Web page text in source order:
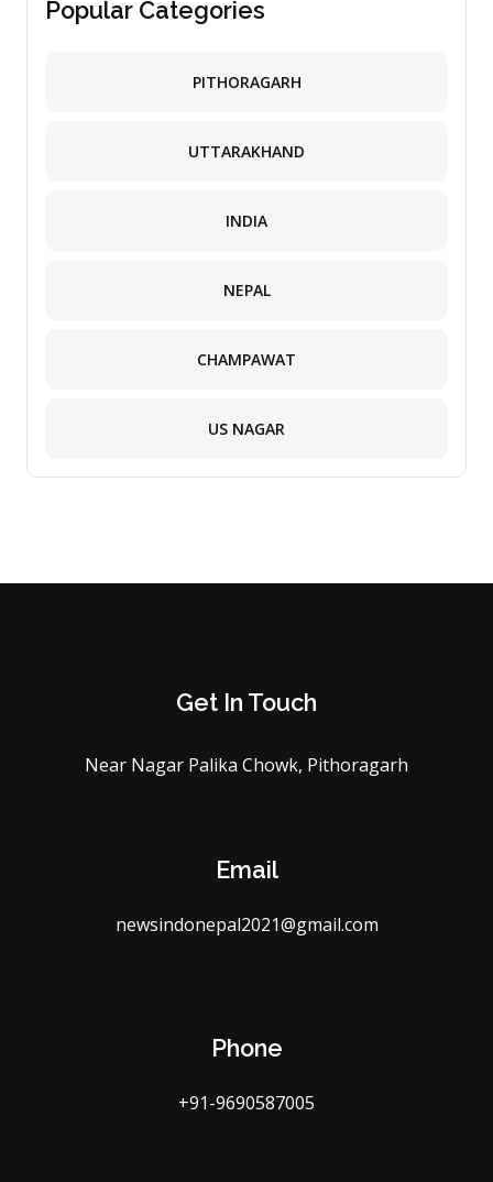
Popular Categories
PITHORAGARH
UTTARAKHAND
INDIA
NEPAL
CHAMPAWAT
US NAGAR
Get In Touch
Near Nagar Palika Chowk, Pithoragarh
Email
newsindonepal2021@gmail.com
Phone
+91-9690587005